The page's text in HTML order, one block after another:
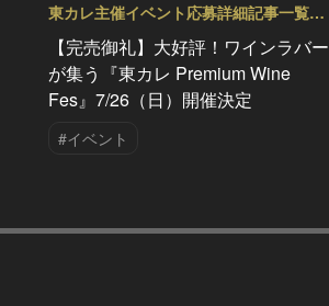
東カレ主催イベント応募詳細記事一覧
Vol.92
【完売御礼】大好評！ワインラバー
が集う『東カレ Premium Wine
Fes』7/26（日）開催決定
#イベント